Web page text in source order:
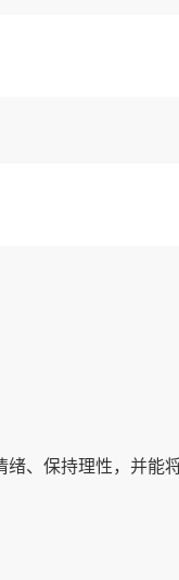
、保持理性，并能